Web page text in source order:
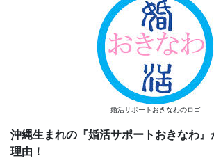
婚活サポートおきなわのロゴ
沖縄生まれの『婚活サポートおきなわ
理由！